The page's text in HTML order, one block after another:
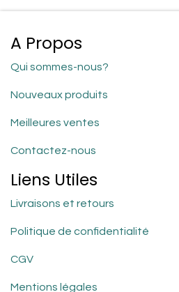
A Propos
Qui sommes-nous?
Nouveaux produits
Meilleures ventes
Contactez-nous
Liens Utiles
Livraisons et retours
Politique de confidentialité
CGV
Mentions légales